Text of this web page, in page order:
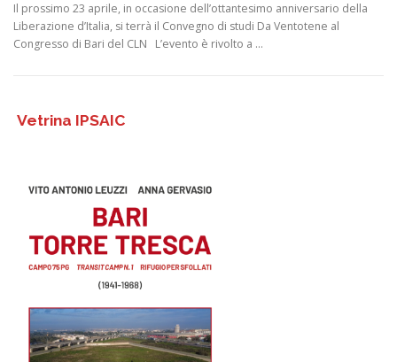
Il prossimo 23 aprile, in occasione dell’ottantesimo anniversario della
Liberazione d’Italia, si terrà il Convegno di studi Da Ventotene al
Congresso di Bari del CLN L’evento è rivolto a …
Vetrina IPSAIC